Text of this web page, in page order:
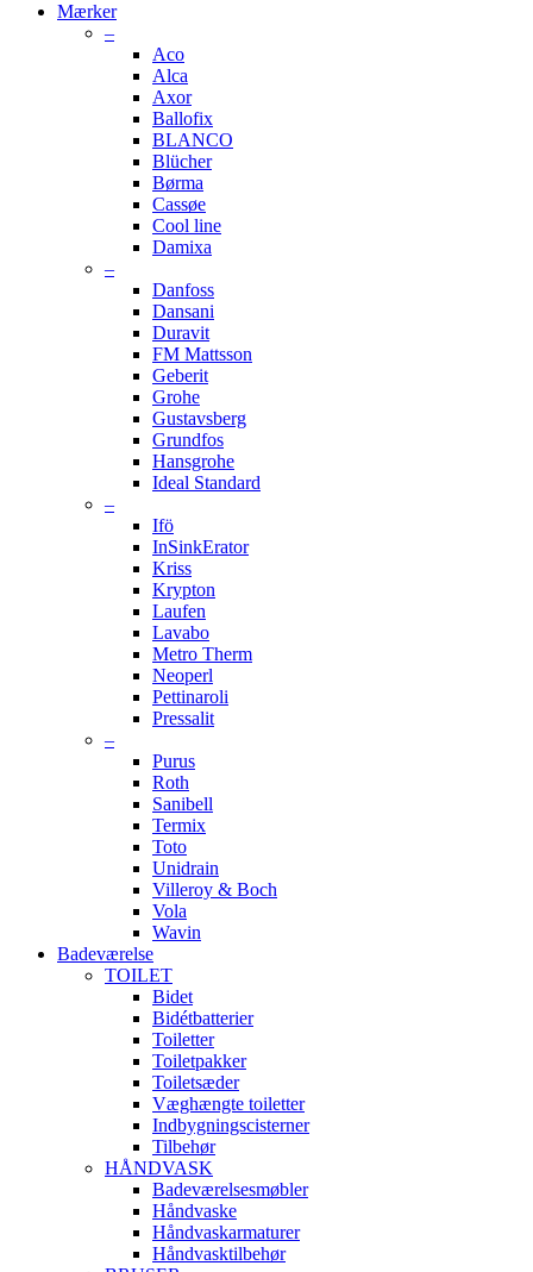
Mærker
–
Aco
Alca
Axor
Ballofix
BLANCO
Blücher
Børma
Cassøe
Cool line
Damixa
–
Danfoss
Dansani
Duravit
FM Mattsson
Geberit
Grohe
Gustavsberg
Grundfos
Hansgrohe
Ideal Standard
–
Ifö
InSinkErator
Kriss
Krypton
Laufen
Lavabo
Metro Therm
Neoperl
Pettinaroli
Pressalit
–
Purus
Roth
Sanibell
Termix
Toto
Unidrain
Villeroy & Boch
Vola
Wavin
Badeværelse
TOILET
Bidet
Bidétbatterier
Toiletter
Toiletpakker
Toiletsæder
Væghængte toiletter
Indbygningscisterner
Tilbehør
HÅNDVASK
Badeværelsesmøbler
Håndvaske
Håndvaskarmaturer
Håndvasktilbehør